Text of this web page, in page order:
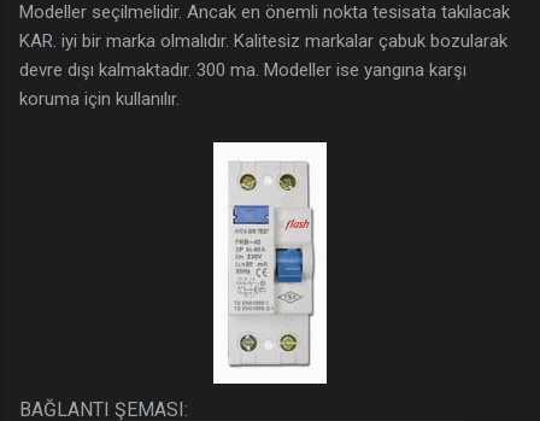
Modeller seçilmelidir. Ancak en önemli nokta tesisata takılacak
KAR. iyi bir marka olmalıdır. Kalitesiz markalar çabuk bozularak
devre dışı kalmaktadır. 300 ma. Modeller ise yangına karşı
koruma için kullanılır.
BAĞLANTI ŞEMASI: